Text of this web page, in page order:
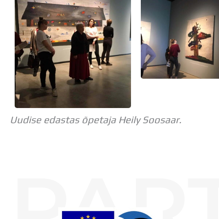
Uudise edastas õpetaja Heily Soosaar.